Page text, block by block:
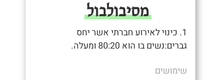
מסיבולבול
1. כינוי לאירוע חברתי אשר יחס
גברים:נשים בו הוא 80:20 ומעלה.
שימושים